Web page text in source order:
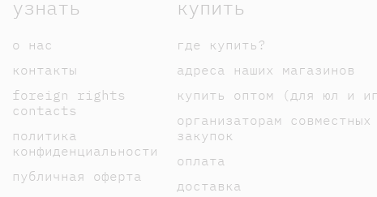
узнать
о нас
контакты
foreign rights
contacts
политика
конфиденциальности
публичная оферта
купить
где купить?
адреса наших магазинов
купить оптом (для юл и
организаторам совместных
закупок
оплата
доставка